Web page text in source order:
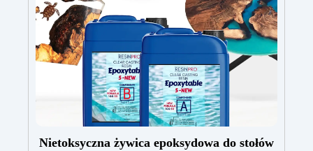
Nietoksyczna żywica epoksydowa do stołów